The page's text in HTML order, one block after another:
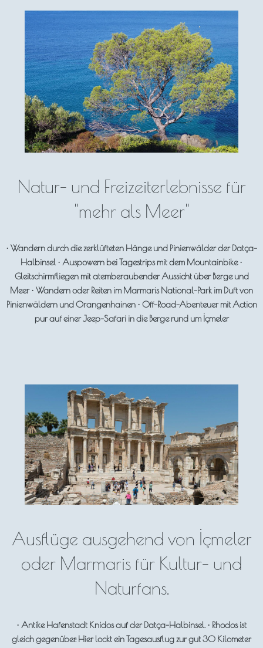
Natur- und Freizeiterlebnisse für
"mehr als Meer"
• Wandern durch die zerklüfteten Hänge und Pinienwälder der Datça-
Halbinsel • Auspowern bei Tagestrips mit dem Mountainbike •
Gleitschirmfliegen mit atemberaubender Aussicht über Berge und
Meer • Wandern oder Reiten im Marmaris National-Park im Duft von
Pinienwäldern und Orangenhainen • Off-Road-Abenteuer mit Action
pur auf einer Jeep-Safari in die Berge rund um İçmeler
Ausflüge ausgehend von İçmeler
oder Marmaris für Kultur- und
Naturfans.
• Antike Hafenstadt Knidos auf der Datça-Halbinsel. • Rhodos ist
gleich gegenüber: Hier lockt ein Tagesausflug zur gut 30 Kilometer